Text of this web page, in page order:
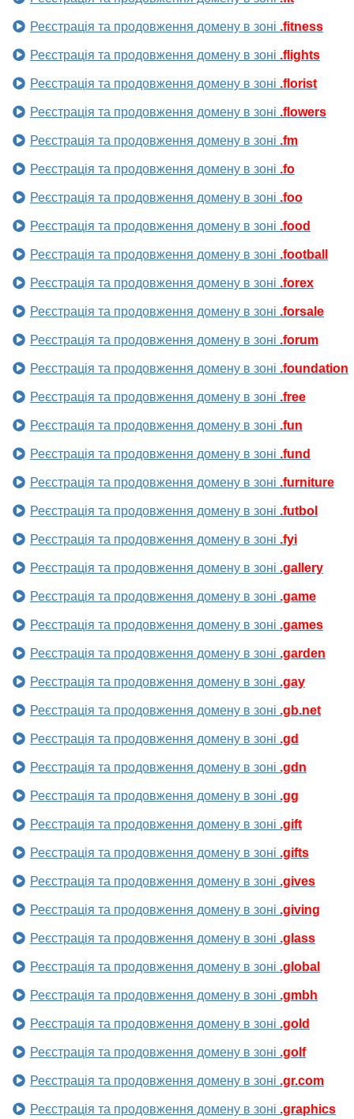
Реєстрація та продовження домену в зоні .fitness
Реєстрація та продовження домену в зоні .flights
Реєстрація та продовження домену в зоні .florist
Реєстрація та продовження домену в зоні .flowers
Реєстрація та продовження домену в зоні .fm
Реєстрація та продовження домену в зоні .fo
Реєстрація та продовження домену в зоні .foo
Реєстрація та продовження домену в зоні .food
Реєстрація та продовження домену в зоні .football
Реєстрація та продовження домену в зоні .forex
Реєстрація та продовження домену в зоні .forsale
Реєстрація та продовження домену в зоні .forum
Реєстрація та продовження домену в зоні .foundation
Реєстрація та продовження домену в зоні .free
Реєстрація та продовження домену в зоні .fun
Реєстрація та продовження домену в зоні .fund
Реєстрація та продовження домену в зоні .furniture
Реєстрація та продовження домену в зоні .futbol
Реєстрація та продовження домену в зоні .fyi
Реєстрація та продовження домену в зоні .gallery
Реєстрація та продовження домену в зоні .game
Реєстрація та продовження домену в зоні .games
Реєстрація та продовження домену в зоні .garden
Реєстрація та продовження домену в зоні .gay
Реєстрація та продовження домену в зоні .gb.net
Реєстрація та продовження домену в зоні .gd
Реєстрація та продовження домену в зоні .gdn
Реєстрація та продовження домену в зоні .gg
Реєстрація та продовження домену в зоні .gift
Реєстрація та продовження домену в зоні .gifts
Реєстрація та продовження домену в зоні .gives
Реєстрація та продовження домену в зоні .giving
Реєстрація та продовження домену в зоні .glass
Реєстрація та продовження домену в зоні .global
Реєстрація та продовження домену в зоні .gmbh
Реєстрація та продовження домену в зоні .gold
Реєстрація та продовження домену в зоні .golf
Реєстрація та продовження домену в зоні .gr.com
Реєстрація та продовження домену в зоні .graphics